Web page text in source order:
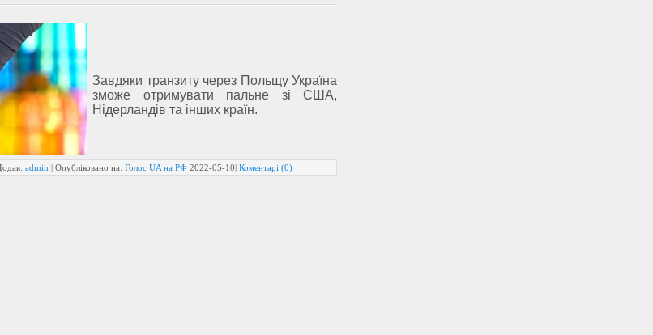
Завдяки транзиту через Польщу Україна
зможе отримувати пальне зі США,
Нідерландів та інших країн.
admin | Опубліковано на: Голос UA на РФ 2022-05-10| Коментарі (0)